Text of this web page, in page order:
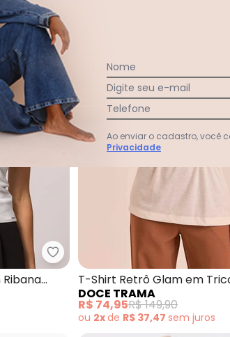
CrepeDoce Trama - Blusa de Manga
T-Shirt Retrô Glam em
(Branco)
DOCE TRAMA
R$ 74,95R$ 149,90
ou 2xde R$ 37,47 sem juros
Nome
Digite seu e-mail
Telefone
Ao enviar o cadastro, você
Privacidade